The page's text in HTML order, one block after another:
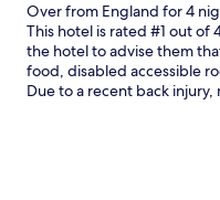
Over from England for 4
This hotel is rated #1 out of
the hotel to advise them
food, disabled accessible
Due to a recent back